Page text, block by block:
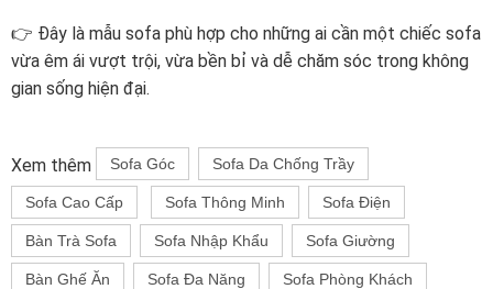
👉 Đây là mẫu sofa phù hợp cho những ai cần một chiếc sofa
vừa êm ái vượt trội, vừa bền bỉ và dễ chăm sóc trong không
gian sống hiện đại.
Xem thêm Sofa Góc Sofa Da Chống Trầy
Sofa Cao Cấp Sofa Thông Minh Sofa Điện
Bàn Trà Sofa Sofa Nhập Khẩu Sofa Giường
Bàn Ghế Ăn Sofa Đa Năng Sofa Phòng Khách